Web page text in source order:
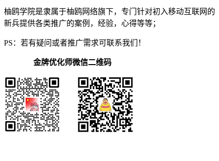
柚鸥学院是隶属于柚鸥网络旗下，专门针对初入移动互联网的
新兵提供各类推广的案例，经验，心得等等；
PS：若有疑问或者推广需求可联系我们！
金牌优化师微信二维码